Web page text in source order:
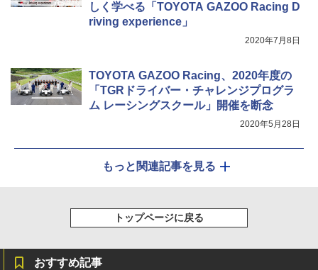
しく学べる「TOYOTA GAZOO Racing D
riving experience」
2020年7月8日
TOYOTA GAZOO Racing、2020年度の
「TGRドライバー・チャレンジプログラ
ム レーシングスクール」開催を断念
2020年5月28日
もっと関連記事を見る
トップページに戻る
おすすめ記事